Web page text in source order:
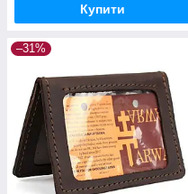
Купити
–31%